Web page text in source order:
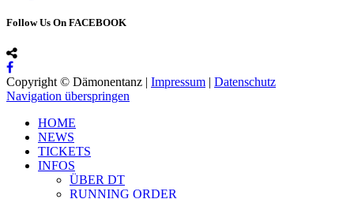
Follow Us On FACEBOOK
Copyright © Dämonentanz | Impressum | Datenschutz
Navigation überspringen
HOME
NEWS
TICKETS
INFOS
ÜBER DT
RUNNING ORDER